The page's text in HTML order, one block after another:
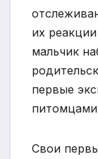
их
мальчик
первые
Свои